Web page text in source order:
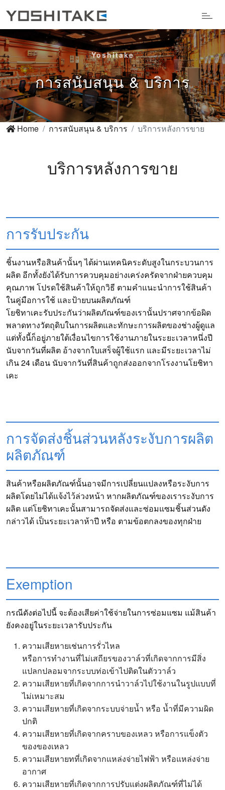
Yoshitake
การสนับสนุน & บริการ
Home การสนับสนุน & บริการ บริการหลังการขาย
บริการหลังการขาย
การรับประกัน
ชิ้นงานหรือสินค้านั้นๆ ได้ผ่านเทคนิคระดับสูงในกระบวนการ
ผลิต อีกทั้งยังได้รับการควบคุมอย่างเคร่งครัดจากฝ่ายควบคุม
คุณภาพ โปรดใช้สินค้าให้ถูกวิธี ตามคำแนะนำการใช้สินค้า
ในคู่มือการใช้ และป้ายบนผลิตภัณฑ์
โยชิทาเคะรับประกันว่าผลิตภัณฑ์ของเรานั้นปราศจากข้อผิด
พลาดทางวัตถุดิบในการผลิตและทักษะการผลิตของช่างผู้ดูแล
แต่ทั้งนี้ก็อยู่ภายใต้เงื่อนไขการใช้งานภายในระยะเวลาหนึ่งปี
นับจากวันที่ผลิต อ้างจากใบเสร็จผู้ใช้แรก และมีระยะเวลาไม่
เกิน 24 เดือน นับจากวันที่สินค้าถูกส่งออกจากโรงงานโยชิทา
เคะ
การจัดส่งชิ้นส่วนหลังระงับการผลิต
ผลิตภัณฑ์
สินค้าหรือผลิตภัณฑ์นั้นอาจมีการเปลี่ยนแปลงหรือระงับการ
ผลิตโดยไม่ได้แจ้งไว้ล่วงหน้า หากผลิตภัณฑ์ของเราระงับการ
ผลิต แต่โยชิทาเคะนั้นสามารถจัดส่งและซ่อมแซมชิ้นส่วนดัง
กล่าวได้ เป็นระยะเวลาห้าปี หรือ ตามข้อตกลงของทุกฝ่าย
Exemption
กรณีดังต่อไปนี้ จะต้องเสียค่าใช้จ่ายในการซ่อมแซม แม้สินค้า
ยังคงอยู่ในระยะเวลารับประกัน
ความเสียหายเช่นการรั่วไหล
หรือการทำงานที่ไม่เสถียรของวาล์วที่เกิดจากการมีสิ่ง
แปลกปลอมจากระบบท่อเข้าไปติดในตัววาล์ว
ความเสียหายที่เกิดจากการนำวาล์วไปใช้งานในรูปแบบที่
ไม่เหมาะสม
ความเสียหายที่เกิดจากระบบจ่ายน้ำ หรือ น้ำที่มีความผิด
ปกติ
ความเสียหายที่เกิดจากคราบของเหลว หรือการแข็งตัว
ของของเหลว
ความเสียหายทที่เกิดจากแหล่งจ่ายไฟฟ้า หรือแหล่งจ่าย
อากาศ
ความเสียหายที่เกิดจากการปรับแต่งผลิตภัณฑ์ที่ไม่ได้